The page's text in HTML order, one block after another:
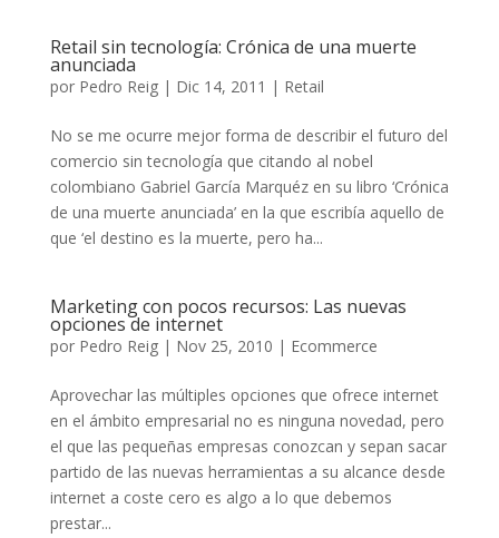
Retail sin tecnología: Crónica de una muerte
anunciada
por Pedro Reig| Dic 14, 2011 | Retail
No se me ocurre mejor forma de describir el futuro del
comercio sin tecnología que citando al nobel
colombiano Gabriel García Marquéz en su libro ‘Crónica
de una muerte anunciada’ en la que escribía aquello de
que ‘el destino es la muerte, pero ha...
Marketing con pocos recursos: Las nuevas
opciones de internet
por Pedro Reig| Nov 25, 2010 | Ecommerce
Aprovechar las múltiples opciones que ofrece internet
en el ámbito empresarial no es ninguna novedad, pero
el que las pequeñas empresas conozcan y sepan sacar
partido de las nuevas herramientas a su alcance desde
internet a coste cero es algo a lo que debemos
prestar...